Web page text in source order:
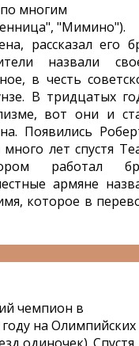
многим
"Мимино").
рассказал его
назвали
в честь
В тридцатых
вот они и
Появились
лет спустя
работал
армяне
которое в
чемпион в
на Олимпийских